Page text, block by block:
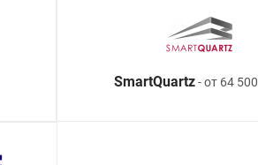
SmartQuartz- от 64